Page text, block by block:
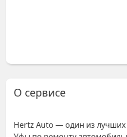
О сервисе
Hertz Auto — один из